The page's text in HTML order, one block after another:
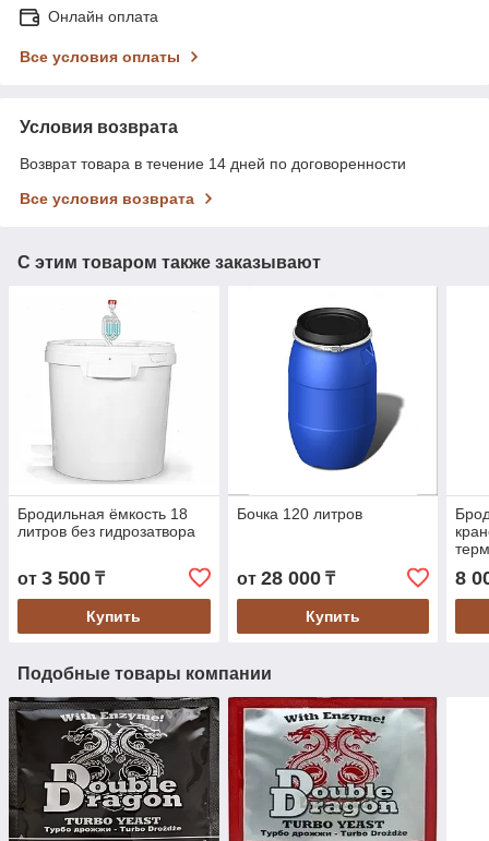
Онлайн оплата
Все условия оплаты
Условия возврата
Возврат товара в течение 14 дней по договоренности
Все условия возврата
С этим товаром также заказывают
Бродильная ёмкость 18
литров без гидрозатвора
от 3 500 ₸
Купить
Бочка 120 литров
от 28 000₸
Купить
8
Подобные товары компании